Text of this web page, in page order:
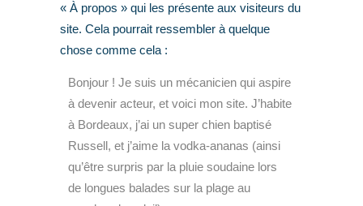
« À propos » qui les présente aux visiteurs du
site. Cela pourrait ressembler à quelque
chose comme cela :
Bonjour ! Je suis un mécanicien qui aspire
à devenir acteur, et voici mon site. J’habite
à Bordeaux, j’ai un super chien baptisé
Russell, et j’aime la vodka-ananas (ainsi
qu’être surpris par la pluie soudaine lors
de longues balades sur la plage au